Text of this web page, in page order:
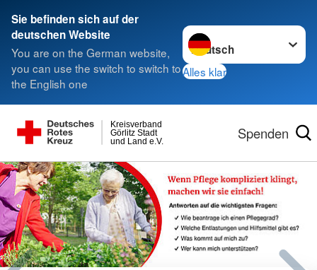
Sie befinden sich auf der
deutschen Website
You are on the German website,
you can use the switch to switch to
the English one
Sprache wechseln zu
Alles klar
und Land e.V.
Görlitz Stadt
Kreisverband Spenden